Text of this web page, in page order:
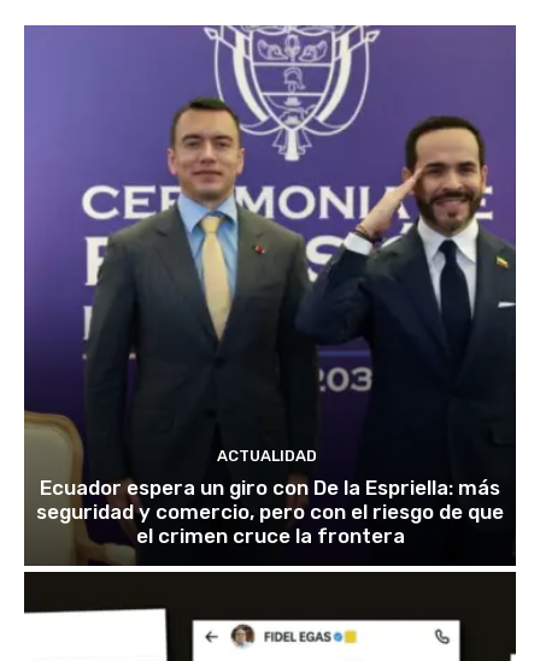
ACTUALIDAD
Ecuador espera un giro con De la Espriella: más
seguridad y comercio, pero con el riesgo de que
el crimen cruce la frontera